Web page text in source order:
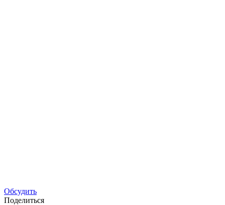
Обсудить
Поделиться